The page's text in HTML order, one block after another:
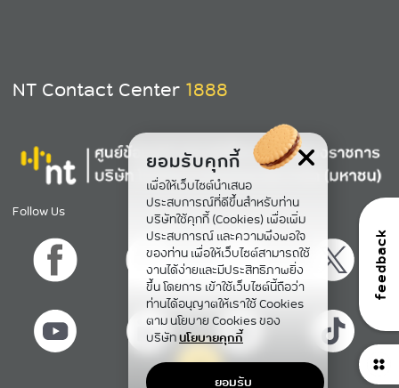
feedback
ยอมรับคุกกี้
เพื่อให้เว็บไซต์นำเสนอ
ประสบการณ์ที่ดีขึ้นสำหรับท่าน
บริษัทใช้คุกกี้ (Cookies) เพื่อเพิ่ม
ประสบการณ์ และความพึงพอใจ
ของท่าน เพื่อให้เว็บไซต์สามารถใช้
งานได้ง่ายและมีประสิทธิภาพยิ่ง
ขึ้น โดยการ เข้าใช้เว็บไซต์นี้ถือว่า
ท่านได้อนุญาตให้เราใช้ Cookies
ตาม นโยบาย Cookies ของ
บริษัทนโยบายคุกกี้
ยอมรับ
NT Contact Center 1888
Follow Us